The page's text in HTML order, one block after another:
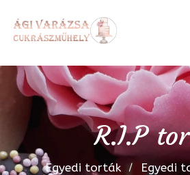
R.I.P
Egyedi torták Egyedi